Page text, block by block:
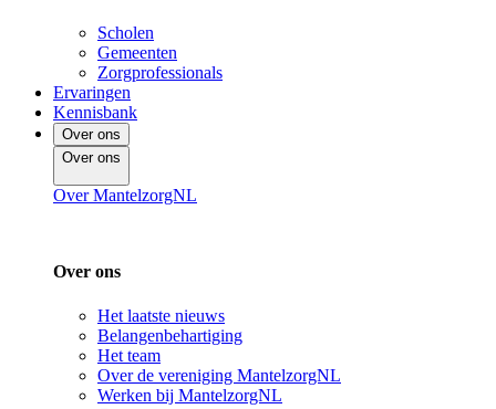
Scholen
Gemeenten
Zorgprofessionals
Ervaringen
Kennisbank
Over ons
Over ons
Over MantelzorgNL
Over ons
Het laatste nieuws
Belangenbehartiging
Het team
Over de vereniging MantelzorgNL
Werken bij MantelzorgNL